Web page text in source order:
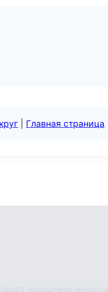
Главная страница
kraft-you.ru mega-press.ru